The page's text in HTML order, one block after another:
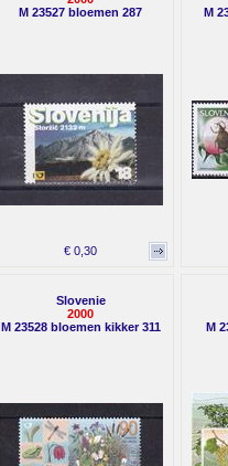
M 23527 bloemen 287
€ 0,30
M
Slovenie
2000
M 23528 bloemen kikker 311
M